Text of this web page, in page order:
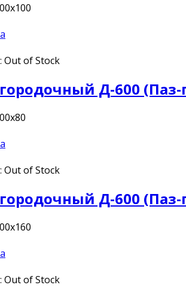
Out of Stock
Д-600 (Паз-
Out of Stock
Д-600
Out of Stock